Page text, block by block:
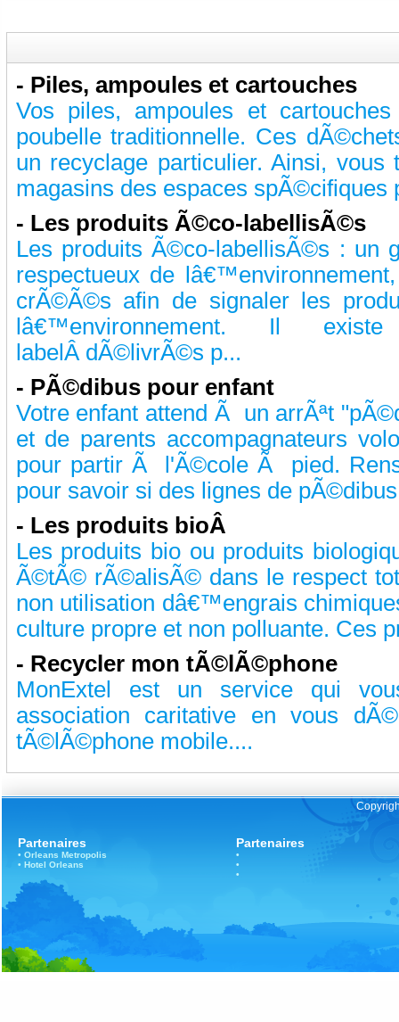
- Piles, ampoules et cartouches
Vos piles, ampoules et
poubelle traditionnelle. Ces
un recyclage particulier. Ainsi, vous
magasins des espaces
- Les produits Ã©co-labellisÃ©s
Les produits Ã©co-labellisÃ©s : un
respectueux de
crÃ©Ã©s afin de signaler les
lâ€™environnement. Il
labelÂ dÃ©livrÃ©s p...
- PÃ©dibus pour enfant
Votre enfant attend Ã un arrÃªt
et de parents accompagnateurs
pour partir Ã l'Ã©cole Ã pied.
pour savoir si des lignes de
- Les produits bioÂ
Les produits bio ou produits
Ã©tÃ© rÃ©alisÃ© dans le respect
non utilisation dâ€™engrais
culture propre et non polluante. Ces
- Recycler mon tÃ©lÃ©phone
MonExtel est un service qui
association caritative en vous
tÃ©lÃ©phone mobile....
Partenaires
• Orleans Metropolis
• Hotel Orleans
Partenaires
•
•
•